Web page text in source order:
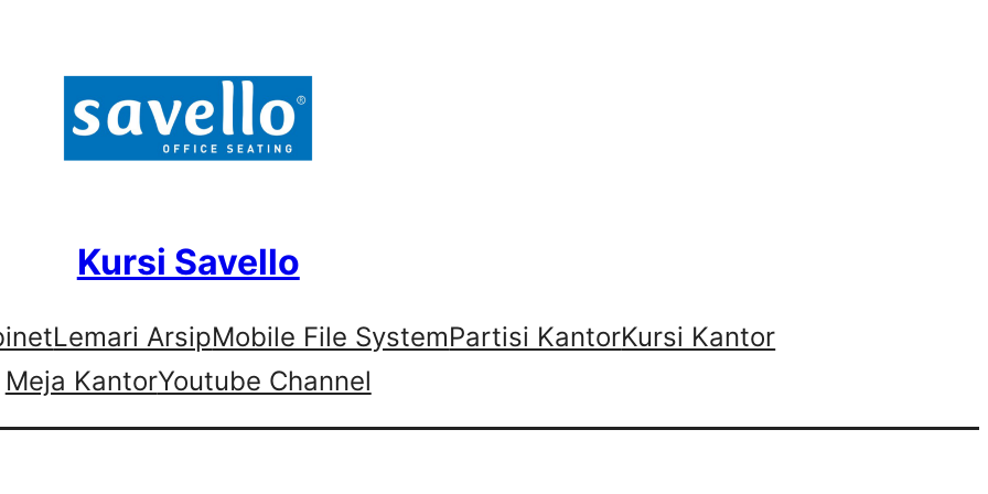
Kursi Savello
Lemari ArsipMobile File SystemPartisi KantorKursi Kantor
Meja KantorYoutube Channel